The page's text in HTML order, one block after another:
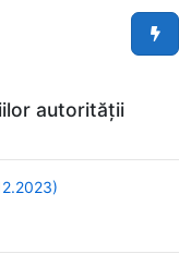
autorității